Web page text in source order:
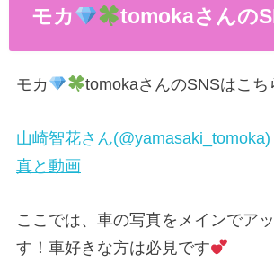
モカ tomokaさんの
モカ tomokaさんのSNSはこち
山崎智花さん(@yamasaki_tomoka)
真と動画
ここでは、車の写真をメインでア
す！車好きな方は必見です